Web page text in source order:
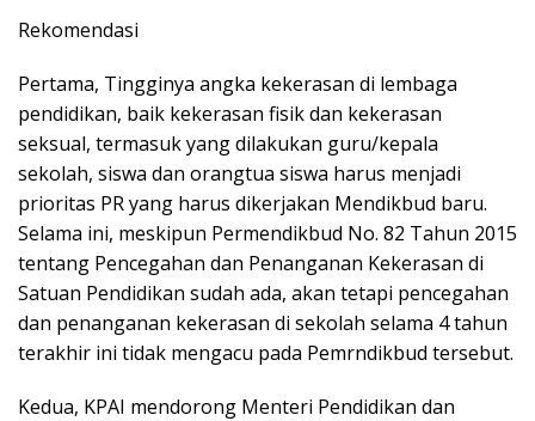
Rekomendasi
Pertama, Tingginya angka kekerasan di lembaga
pendidikan, baik kekerasan fisik dan kekerasan
seksual, termasuk yang dilakukan guru/kepala
sekolah, siswa dan orangtua siswa harus menjadi
prioritas PR yang harus dikerjakan Mendikbud baru.
Selama ini, meskipun Permendikbud No. 82 Tahun 2015
tentang Pencegahan dan Penanganan Kekerasan di
Satuan Pendidikan sudah ada, akan tetapi pencegahan
dan penanganan kekerasan di sekolah selama 4 tahun
terakhir ini tidak mengacu pada Pemrndikbud tersebut.
Kedua, KPAI mendorong Menteri Pendidikan dan